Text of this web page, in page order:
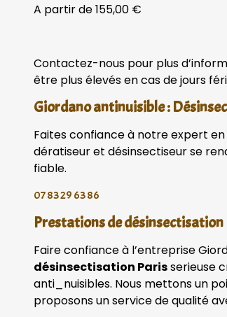
A partir de 155,00 €
Contactez-nous pour plus
être plus élevés en cas de jours
Giordano antinuisible :
Faites confiance à notre expert
dératiseur et désinsectiseur se
fiable.
07 83 29 63 86
Prestations de
Faire confiance à l’entreprise
désinsectisation Parisserieuse
anti_nuisibles. Nous mettons un
proposons un service de qualité